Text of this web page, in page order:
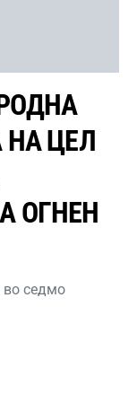
НА ЦЕЛ
ОГНЕН
во седмо